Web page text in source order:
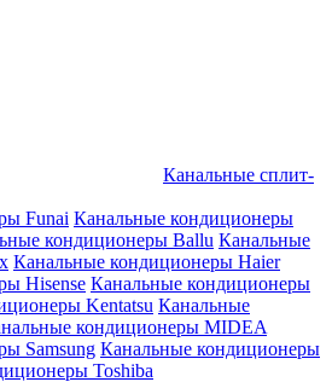
Канальные сплит-
Funai Канальные кондиционеры
кондиционеры Ballu Канальные
Канальные кондиционеры Haier
Hisense Канальные кондиционеры
Kentatsu Канальные
кондиционеры MIDEA
Samsung Канальные кондиционеры
Toshiba